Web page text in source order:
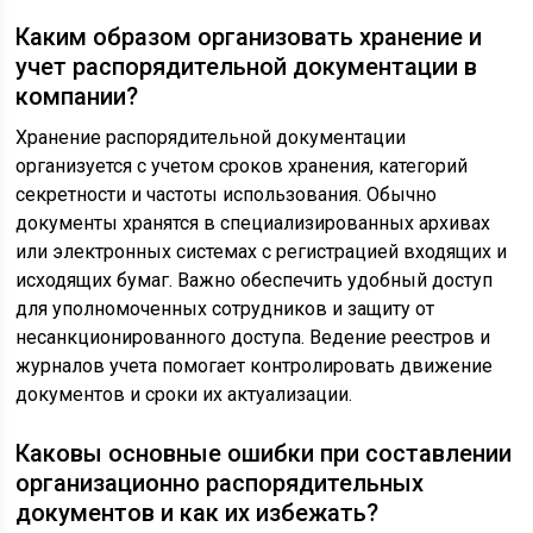
Каким образом организовать хранение и
учет распорядительной документации в
компании?
Хранение распорядительной документации
организуется с учетом сроков хранения, категорий
секретности и частоты использования. Обычно
документы хранятся в специализированных архивах
или электронных системах с регистрацией входящих и
исходящих бумаг. Важно обеспечить удобный доступ
для уполномоченных сотрудников и защиту от
несанкционированного доступа. Ведение реестров и
журналов учета помогает контролировать движение
документов и сроки их актуализации.
Каковы основные ошибки при составлении
организационно распорядительных
документов и как их избежать?